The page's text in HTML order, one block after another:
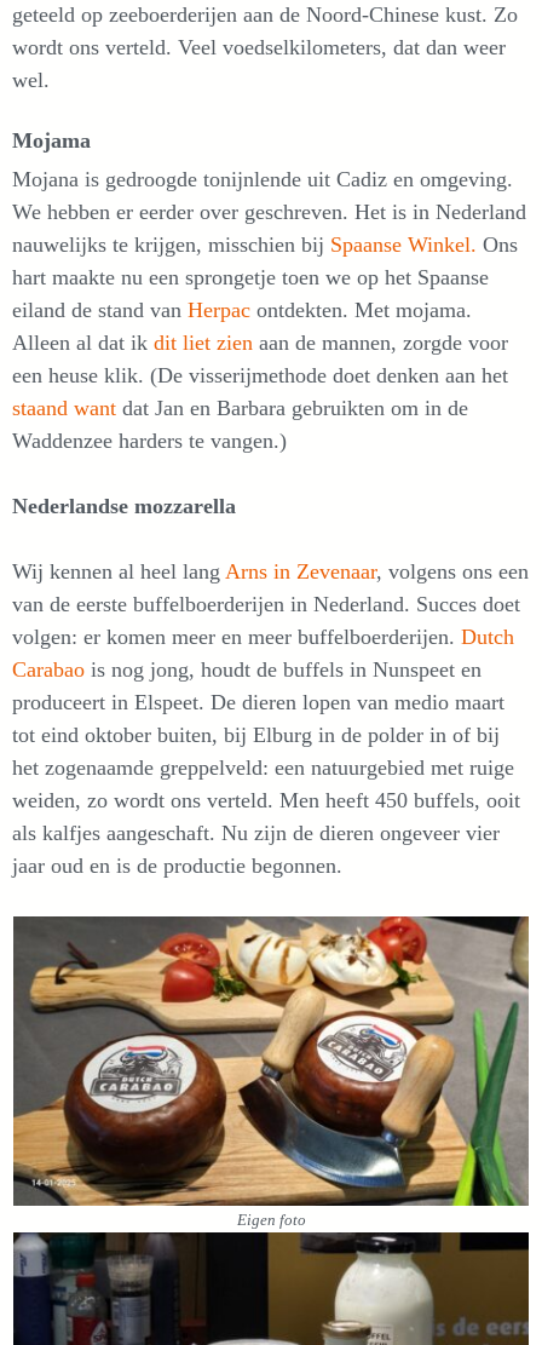
geteeld op zeeboerderijen aan de Noord-Chinese kust. Zo
wordt ons verteld. Veel voedselkilometers, dat dan weer
wel.
Mojama
Mojana is gedroogde tonijnlende uit Cadiz en omgeving.
We hebben er eerder over geschreven. Het is in Nederland
nauwelijks te krijgen, misschien bij Spaanse Winkel. Ons
hart maakte nu een sprongetje toen we op het Spaanse
eiland de stand van Herpac ontdekten. Met mojama.
Alleen al dat ik dit liet zien aan de mannen, zorgde voor
een heuse klik. (De visserijmethode doet denken aan het
staand want dat Jan en Barbara gebruikten om in de
Waddenzee harders te vangen.)
Nederlandse mozzarella
Wij kennen al heel lang Arns in Zevenaar, volgens ons een
van de eerste buffelboerderijen in Nederland. Succes doet
volgen: er komen meer en meer buffelboerderijen. Dutch
Carabao is nog jong, houdt de buffels in Nunspeet en
produceert in Elspeet. De dieren lopen van medio maart
tot eind oktober buiten, bij Elburg in de polder in of bij
het zogenaamde greppelveld: een natuurgebied met ruige
weiden, zo wordt ons verteld. Men heeft 450 buffels, ooit
als kalfjes aangeschaft. Nu zijn de dieren ongeveer vier
jaar oud en is de productie begonnen.
Eigen foto